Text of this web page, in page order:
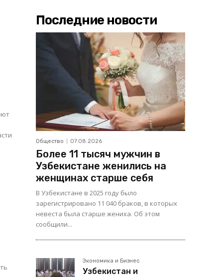
Последние новости
Общество 07.08.2026
Более 11 тысяч мужчин в
Узбекистане женились на
женщинах старше себя
В Узбекистане в 2025 году было
зарегистрировано 11 040 браков, в которых
невеста была старше жениха. Об этом
сообщили...
Экономика и Бизнес
Узбекистан и